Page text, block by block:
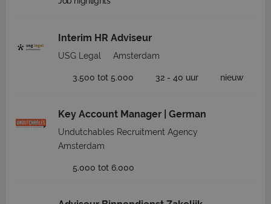
Interim HR Adviseur
USG Legal Amsterdam
3.500 tot 5.000 32 - 40 uur nieuw
Key Account Manager | German
Undutchables Recruitment Agency
Amsterdam
5.000 tot 6.000